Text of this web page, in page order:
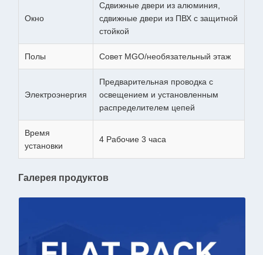
Окно
Сдвижные двери из алюминия,
сдвижные двери из ПВХ с защитной
стойкой
Полы Совет MGO/необязательный этаж
Электроэнергия
Предварительная проводка с
освещением и установленным
распределителем цепей
Время
установки
4 Рабочие 3 часа
Галерея продуктов